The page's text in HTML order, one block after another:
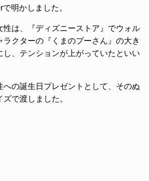
明かしました。
性は、『ディズニーストア』でウォル
ラクターの『くまのプーさん』の大き
し、テンションが上がっていたといい
への誕生日プレゼントとして、そのぬ
で渡しました。